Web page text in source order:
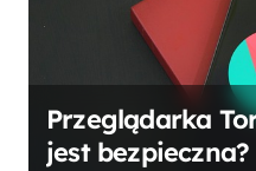
Przeglądarka
jest bezpieczna?